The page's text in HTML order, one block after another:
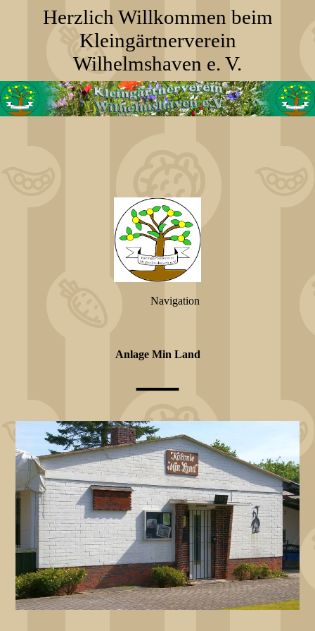
Herzlich Willkommen beim
Kleingärtnerverein
Wilhelmshaven e. V.
Navigation
Anlage Min Land
—